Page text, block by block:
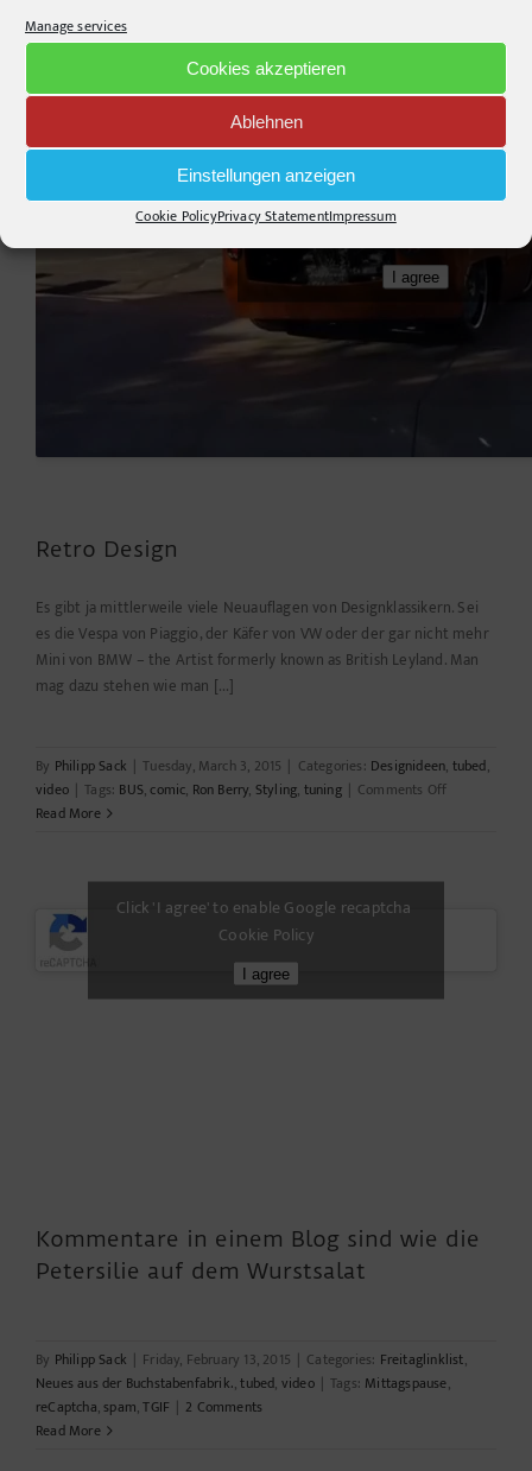
Manage services
Cookies akzeptieren
Ablehnen
Einstellungen anzeigen
Cookie PolicyPrivacy StatementImpressum
Click 'I agree' to enable Youtube
I agree
Retro Design
­Es gibt ja mittlerweile viele Neuauflagen von Designklassikern. Sei
es die Vespa von Piaggio, der Käfer von VW oder der gar nicht mehr
Mini von BMW – the Artist formerly known as British Leyland. Man
mag dazu stehen wie man [...]
By Philipp Sack | Tuesday, March 3, 2015 | Categories: Designideen, tubed,
video | Tags: BUS,comic, Ron Berry, Styling, tuning | Comments Offon
Read More
Kommentare in einem Blog sind wie die
Petersilie auf dem Wurstsalat
By Philipp Sack | Friday, February 13, 2015 | Categories: Freitaglinklist,
Neues aus der Buchstabenfabrik.,tubed, video | Tags: Mittagspause,
reCaptcha,spam,TGIF | 2 Comments
Read More
Click 'I agree' to enable Google recaptcha
Cookie Policy
I agree